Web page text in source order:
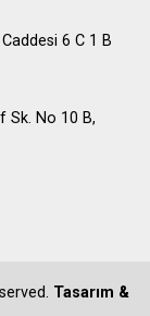
6 C 1 B
Sk. No 10 B,
Tasarım &